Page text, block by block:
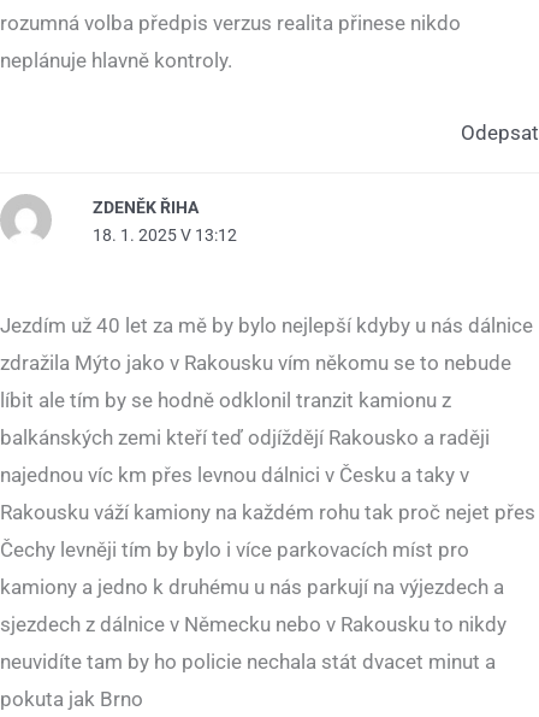
rozumná volba předpis verzus realita přinese nikdo
neplánuje hlavně kontroly.
Odepsat
ZDENĚK ŘIHA
18. 1. 2025 V 13:12
Jezdím už 40 let za mě by bylo nejlepší kdyby u nás dálnice
zdražila Mýto jako v Rakousku vím někomu se to nebude
líbit ale tím by se hodně odklonil tranzit kamionu z
balkánských zemi kteří teď odjíždějí Rakousko a raději
najednou víc km přes levnou dálnici v Česku a taky v
Rakousku váží kamiony na každém rohu tak proč nejet přes
Čechy levněji tím by bylo i více parkovacích míst pro
kamiony a jedno k druhému u nás parkují na výjezdech a
sjezdech z dálnice v Německu nebo v Rakousku to nikdy
neuvidíte tam by ho policie nechala stát dvacet minut a
pokuta jak Brno